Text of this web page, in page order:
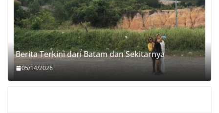
Berita Terkini dari Batam dan Sekitarnya
05/14/2026